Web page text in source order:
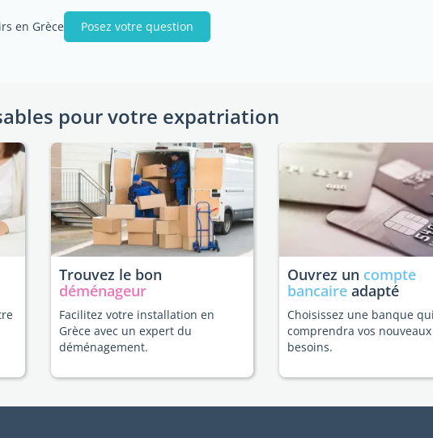
en Grèce Posez votre question
pour votre expatriation
Trouvez le bon
déménageur
Facilitez votre installation en
Grèce avec un expert du
déménagement.
Ouvrez un compte
bancaire adapté
Choisissez une banque qui
comprendra vos nouveaux
besoins.